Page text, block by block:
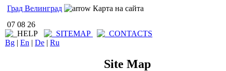
Град Велинград
Карта на сайта
07 08 26
Bg | En | De | Ru
Site Map